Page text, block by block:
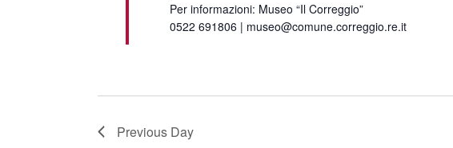
Per informazioni: Museo “Il Correggio”
0522 691806 | museo@comune.correggio.re.it
Previous Day